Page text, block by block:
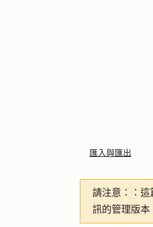
匯入與匯出
請注意：
：
訊的管理版本